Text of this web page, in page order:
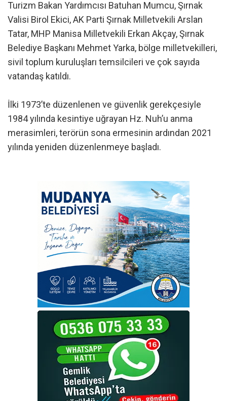
Turizm Bakan Yardımcısı Batuhan Mumcu, Şırnak
Valisi Birol Ekici, AK Parti Şırnak Milletvekili Arslan
Tatar, MHP Manisa Milletvekili Erkan Akçay, Şırnak
Belediye Başkanı Mehmet Yarka, bölge milletvekilleri,
sivil toplum kuruluşları temsilcileri ve çok sayıda
vatandaş katıldı.
İlki 1973’te düzenlenen ve güvenlik gerekçesiyle
1984 yılında kesintiye uğrayan Hz. Nuh’u anma
merasimleri, terörün sona ermesinin ardından 2021
yılında yeniden düzenlenmeye başladı.